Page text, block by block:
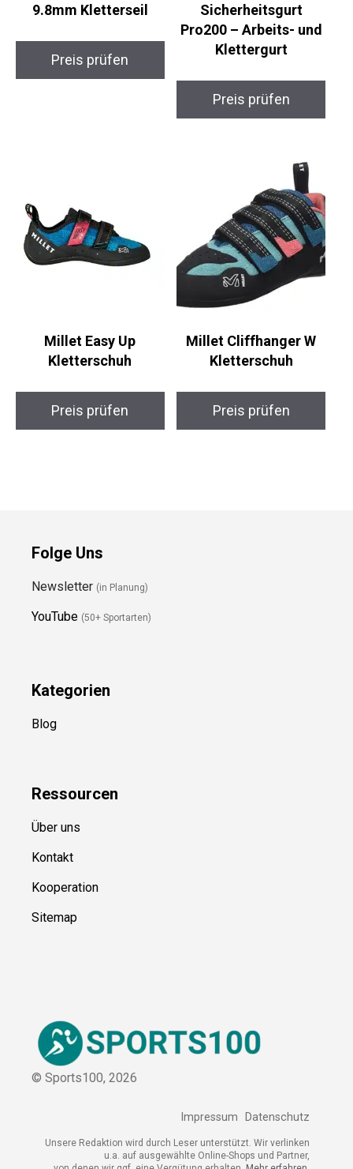
9.8mm Kletterseil
Preis prüfen
Sicherheitsgurt
Pro200 – Arbeits- und
Klettergurt
Preis prüfen
Millet Easy Up
Kletterschuh
Preis prüfen
Millet Cliffhanger W
Kletterschuh
Preis prüfen
Folge Uns
Newsletter (in Planung)
YouTube (50+ Sportarten)
Kategorien
Blog
Ressourcen
Über uns
Kontakt
Kooperation
Sitemap
© Sports100, 2026
Impressum Datenschutz
Unsere Redaktion wird durch Leser unterstützt. Wir verlinken
u.a. auf ausgewählte Online-Shops und Partner,